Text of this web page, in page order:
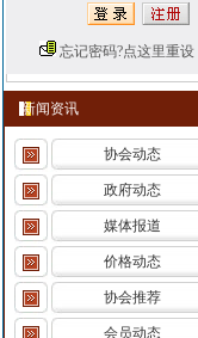
忘记密码?点这里重设
新闻资讯
协会动态
政府动态
媒体报道
价格动态
协会推荐
会员动态